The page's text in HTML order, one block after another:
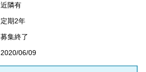
近隣有
定期2年
募集終了
2020/06/09